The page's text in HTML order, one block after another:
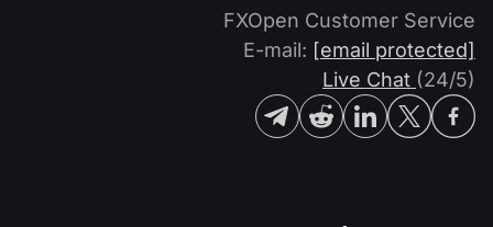
التداول في صناديق الإستثمار المتداولة (ETF)
العملات الرقمية
تطبيق FXOpen
iOS FXOpen App
Android FXOpen App
المُخدِّم الافتراضي الخاص (VPS)
واجهة API وفق بروتوكول FIX
تقويم توزيعات الأرباح
منتدى الفوركس
مركز المساعدة
لماذا نحن؟
تاريخنا
FXOpen Customer Service
E-mail: [email protected]
Live Chat (24/5)